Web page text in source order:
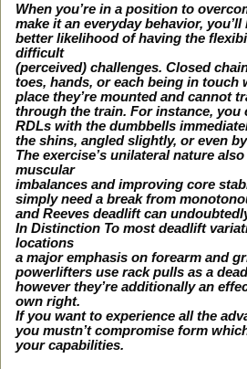
When you’re in a position to
make it an everyday behavior,
better likelihood of having the
difficult
(perceived) challenges. Closed
toes, hands, or each being in touch
place they’re mounted and cannot
through the train. For instance, you
RDLs with the dumbbells
the shins, angled slightly, or even
The exercise’s unilateral nature
muscular
imbalances and improving core
simply need a break from
and Reeves deadlift can
In Distinction To most deadlift
locations
a major emphasis on forearm and
powerlifters use rack pulls as a
however they’re additionally an
own right.
If you want to experience all the
you mustn’t compromise form
your capabilities.